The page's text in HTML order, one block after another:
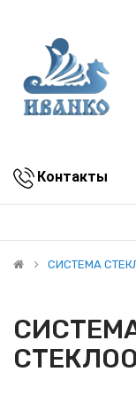
Контакты
СИСТЕМА